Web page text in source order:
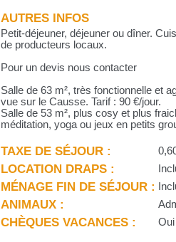
AUTRES INFOS
Petit-déjeuner, déjeuner ou dîner.
de producteurs locaux.
Pour un devis nous contacter
Salle de 63 m², très fonctionnelle et
vue sur le Causse. Tarif : 90 €/jour.
Salle de 53 m², plus cosy et plus
méditation, yoga ou jeux en petits
TAXE DE SÉJOUR :
LOCATION DRAPS :
MÉNAGE FIN DE SÉJOUR :
ANIMAUX :
CHÈQUES VACANCES : Oui